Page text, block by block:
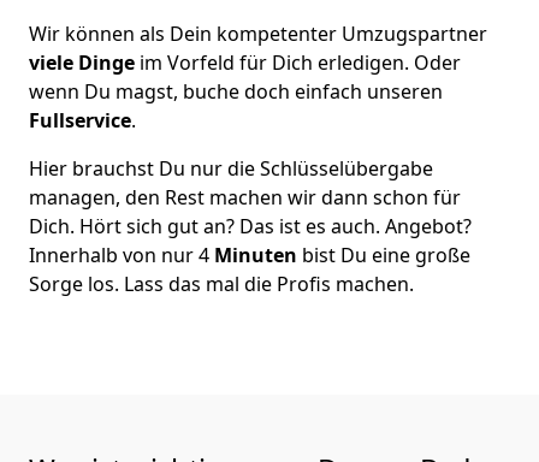
Wir können als Dein kompetenter Umzugspartner
viele Dinge im Vorfeld für Dich erledigen. Oder
wenn Du magst, buche doch einfach unseren
Fullservice.
Hier brauchst Du nur die Schlüsselübergabe
managen, den Rest machen wir dann schon für
Dich. Hört sich gut an? Das ist es auch. Angebot?
Innerhalb von nur 4 Minuten bist Du eine große
Sorge los. Lass das mal die Profis machen.